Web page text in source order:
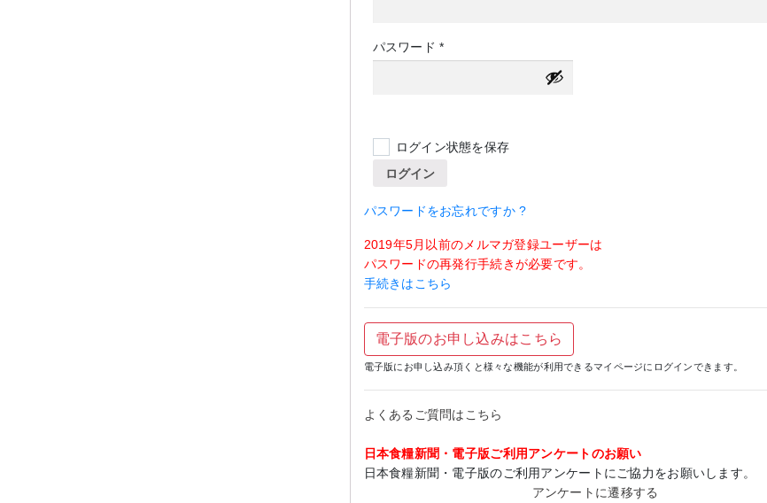
パスワード*必
須
ログイン状態を保存
ログイン
パスワードをお忘れですか ?
2019年5月以前のメルマガ登録ユーザーは
パスワードの再発行手続きが必要です。
手続きはこちら
電子版のお申し込みはこちら
電子版にお申し込み頂くと様々な機能が利用できるマイページにログインできます。
よくあるご質問はこちら
日本食糧新聞・電子版ご利用アンケートのお願い
日本食糧新聞・電子版のご利用アンケートにご協力をお願いします。
アンケートに遷移する